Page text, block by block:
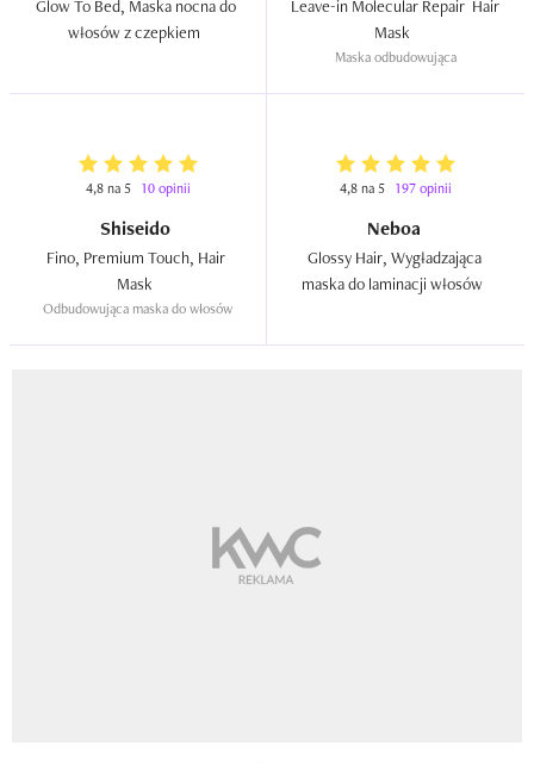
Glow To Bed, Maska nocna do
Leave-in Molecular Repair  Hair
Maska odbudowująca
4,8 na 5 10 opinii
Shiseido
Fino, Premium Touch, Hair
Odbudowująca maska do włosów
4,8 na 5 197 opinii
Neboa
Glossy Hair, Wygładzająca